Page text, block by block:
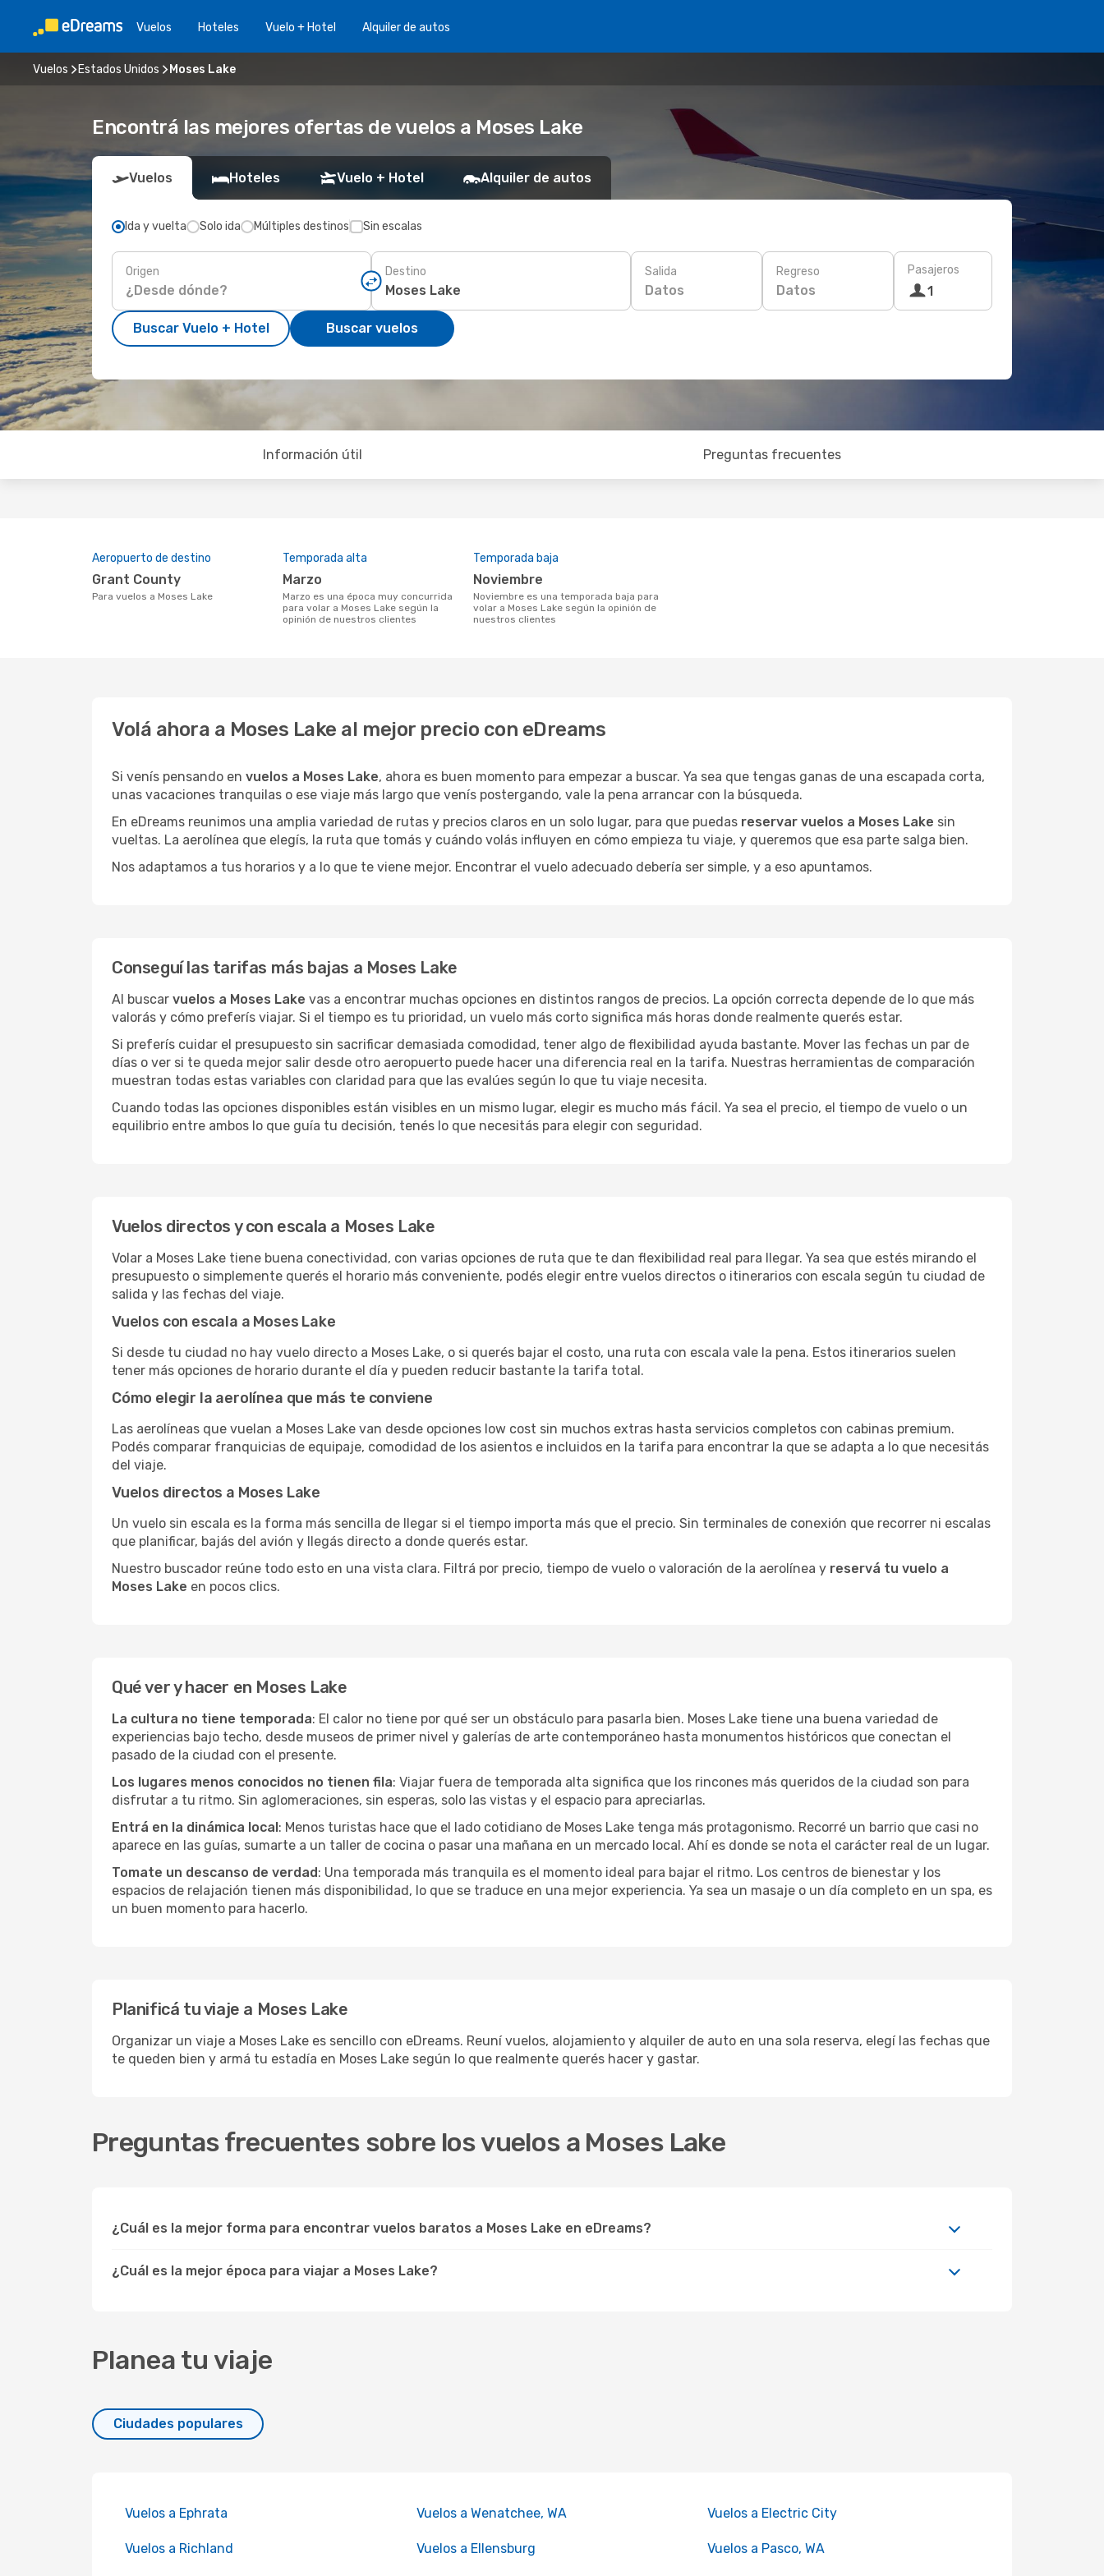
Vuelos Hoteles Vuelo + Hotel Alquiler de autos
Vuelos Estados Unidos Moses Lake
Encontrá las mejores ofertas de vuelos a Moses Lake
Vuelos Hoteles Vuelo + Hotel Alquiler de autos
Ida y vuelta Solo ida Múltiples destinos Sin escalas
Origen Destino Salida
Datos
Regreso
Datos
Pasajeros
1
Buscar Vuelo + Hotel Buscar vuelos
Información útil Preguntas frecuentes
Aeropuerto de destino
Grant County
Para vuelos a Moses Lake
Temporada alta
marzo
marzo es una época muy concurrida
para volar a Moses Lake según la
opinión de nuestros clientes
Temporada baja
noviembre
noviembre es una temporada baja para
volar a Moses Lake según la opinión de
nuestros clientes
Volá ahora a Moses Lake al mejor precio con eDreams
Si venís pensando en vuelos a Moses Lake, ahora es buen momento para empezar a buscar. Ya sea que tengas ganas de una escapada corta,
unas vacaciones tranquilas o ese viaje más largo que venís postergando, vale la pena arrancar con la búsqueda.
En eDreams reunimos una amplia variedad de rutas y precios claros en un solo lugar, para que puedas reservar vuelos a Moses Lake sin
vueltas. La aerolínea que elegís, la ruta que tomás y cuándo volás influyen en cómo empieza tu viaje, y queremos que esa parte salga bien.
Nos adaptamos a tus horarios y a lo que te viene mejor. Encontrar el vuelo adecuado debería ser simple, y a eso apuntamos.
Conseguí las tarifas más bajas a Moses Lake
Al buscar vuelos a Moses Lake vas a encontrar muchas opciones en distintos rangos de precios. La opción correcta depende de lo que más
valorás y cómo preferís viajar. Si el tiempo es tu prioridad, un vuelo más corto significa más horas donde realmente querés estar.
Si preferís cuidar el presupuesto sin sacrificar demasiada comodidad, tener algo de flexibilidad ayuda bastante. Mover las fechas un par de
días o ver si te queda mejor salir desde otro aeropuerto puede hacer una diferencia real en la tarifa. Nuestras herramientas de comparación
muestran todas estas variables con claridad para que las evalúes según lo que tu viaje necesita.
Cuando todas las opciones disponibles están visibles en un mismo lugar, elegir es mucho más fácil. Ya sea el precio, el tiempo de vuelo o un
equilibrio entre ambos lo que guía tu decisión, tenés lo que necesitás para elegir con seguridad.
Vuelos directos y con escala a Moses Lake
Volar a Moses Lake tiene buena conectividad, con varias opciones de ruta que te dan flexibilidad real para llegar. Ya sea que estés mirando el
presupuesto o simplemente querés el horario más conveniente, podés elegir entre vuelos directos o itinerarios con escala según tu ciudad de
salida y las fechas del viaje.
Vuelos con escala a Moses Lake
Si desde tu ciudad no hay vuelo directo a Moses Lake, o si querés bajar el costo, una ruta con escala vale la pena. Estos itinerarios suelen
tener más opciones de horario durante el día y pueden reducir bastante la tarifa total.
Cómo elegir la aerolínea que más te conviene
Las aerolíneas que vuelan a Moses Lake van desde opciones low cost sin muchos extras hasta servicios completos con cabinas premium.
Podés comparar franquicias de equipaje, comodidad de los asientos e incluidos en la tarifa para encontrar la que se adapta a lo que necesitás
del viaje.
Vuelos directos a Moses Lake
Un vuelo sin escala es la forma más sencilla de llegar si el tiempo importa más que el precio. Sin terminales de conexión que recorrer ni escalas
que planificar, bajás del avión y llegás directo a donde querés estar.
Nuestro buscador reúne todo esto en una vista clara. Filtrá por precio, tiempo de vuelo o valoración de la aerolínea y reservá tu vuelo a
Moses Lake en pocos clics.
Qué ver y hacer en Moses Lake
La cultura no tiene temporada: El calor no tiene por qué ser un obstáculo para pasarla bien. Moses Lake tiene una buena variedad de
experiencias bajo techo, desde museos de primer nivel y galerías de arte contemporáneo hasta monumentos históricos que conectan el
pasado de la ciudad con el presente.
Los lugares menos conocidos no tienen fila: Viajar fuera de temporada alta significa que los rincones más queridos de la ciudad son para
disfrutar a tu ritmo. Sin aglomeraciones, sin esperas, solo las vistas y el espacio para apreciarlas.
Entrá en la dinámica local: Menos turistas hace que el lado cotidiano de Moses Lake tenga más protagonismo. Recorré un barrio que casi no
aparece en las guías, sumarte a un taller de cocina o pasar una mañana en un mercado local. Ahí es donde se nota el carácter real de un lugar.
Tomate un descanso de verdad: Una temporada más tranquila es el momento ideal para bajar el ritmo. Los centros de bienestar y los
espacios de relajación tienen más disponibilidad, lo que se traduce en una mejor experiencia. Ya sea un masaje o un día completo en un spa, es
un buen momento para hacerlo.
Planificá tu viaje a Moses Lake
Organizar un viaje a Moses Lake es sencillo con eDreams. Reuní vuelos, alojamiento y alquiler de auto en una sola reserva, elegí las fechas que
te queden bien y armá tu estadía en Moses Lake según lo que realmente querés hacer y gastar.
Preguntas frecuentes sobre los vuelos a Moses Lake
¿Cuál es la mejor forma para encontrar vuelos baratos a Moses Lake en eDreams?
¿Cuál es la mejor época para viajar a Moses Lake?
Planea tu viaje
Ciudades populares
Vuelos a Ephrata Vuelos a Wenatchee, WA Vuelos a Electric City
Vuelos a Richland Vuelos a Ellensburg Vuelos a Pasco, WA